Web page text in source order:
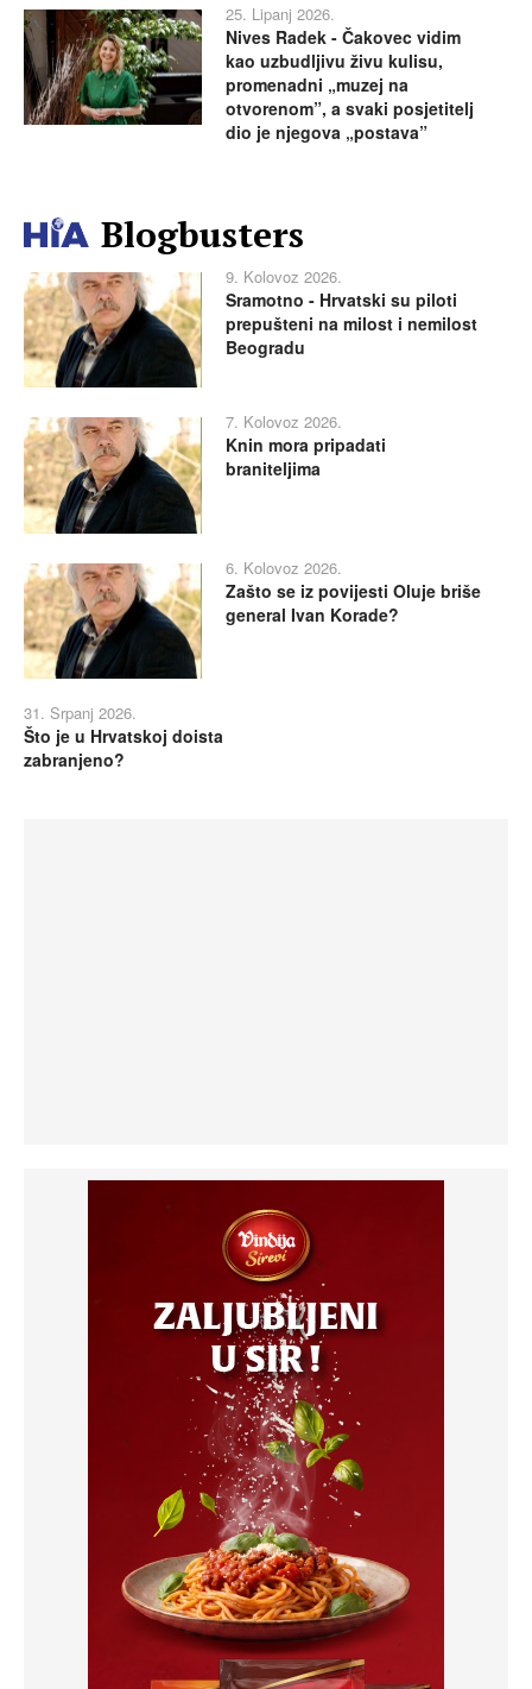
25. Lipanj 2026.
Nives Radek - Čakovec vidim
kao uzbudljivu živu kulisu,
promenadni „muzej na
otvorenom”, a svaki posjetitelj
dio je njegova „postava”
Blogbusters
9. Kolovoz 2026.
Sramotno - Hrvatski su piloti
prepušteni na milost i nemilost
Beogradu
7. Kolovoz 2026.
Knin mora pripadati
braniteljima
6. Kolovoz 2026.
Zašto se iz povijesti Oluje briše
general Ivan Korade?
31. Srpanj 2026.
Što je u Hrvatskoj doista
zabranjeno?